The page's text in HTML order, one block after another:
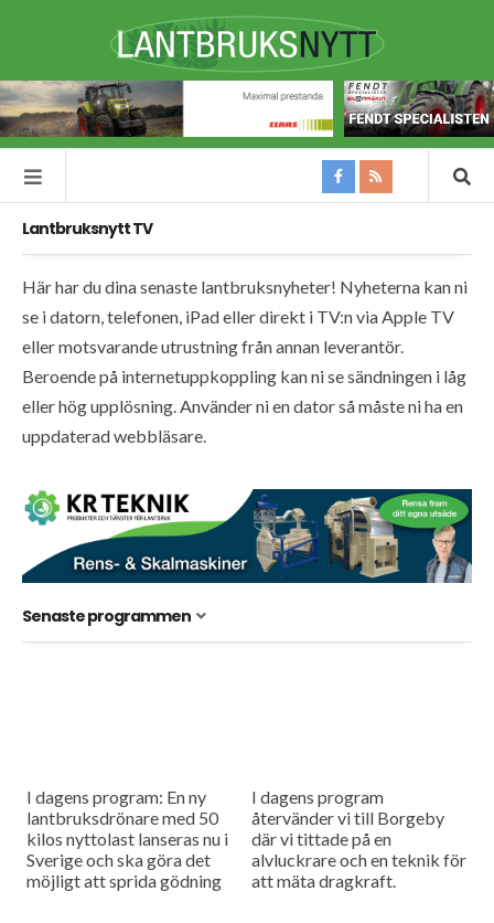
Lantbruksnytt TV
Här har du dina senaste lantbruksnyheter! Nyheterna kan ni
se i datorn, telefonen, iPad eller direkt i TV:n via Apple TV
eller motsvarande utrustning från annan leverantör.
Beroende på internetuppkoppling kan ni se sändningen i låg
eller hög upplösning. Använder ni en dator så måste ni ha en
uppdaterad webbläsare.
Senaste programmen
I dagens program: En ny
lantbruksdrönare med 50
kilos nyttolast lanseras nu i
Sverige och ska göra det
möjligt att sprida gödning
I dagens program
återvänder vi till Borgeby
där vi tittade på en
alvluckrare och en teknik för
att mäta dragkraft.